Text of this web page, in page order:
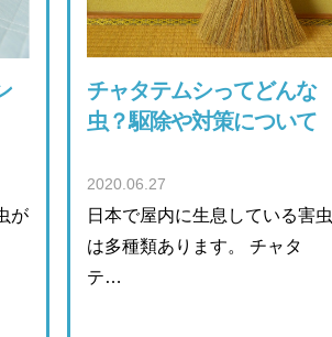
が
チャタテムシってどんな
虫？駆除や対策について
2020.06.27
日本で屋内に生息している害虫
は多種類あります。 チャタ
テ…